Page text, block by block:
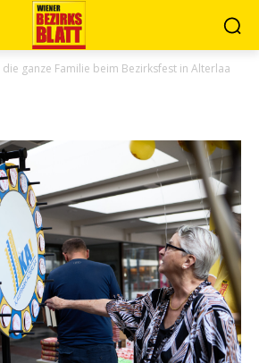
ganze Familie beim Bezirksfest in Alterlaa